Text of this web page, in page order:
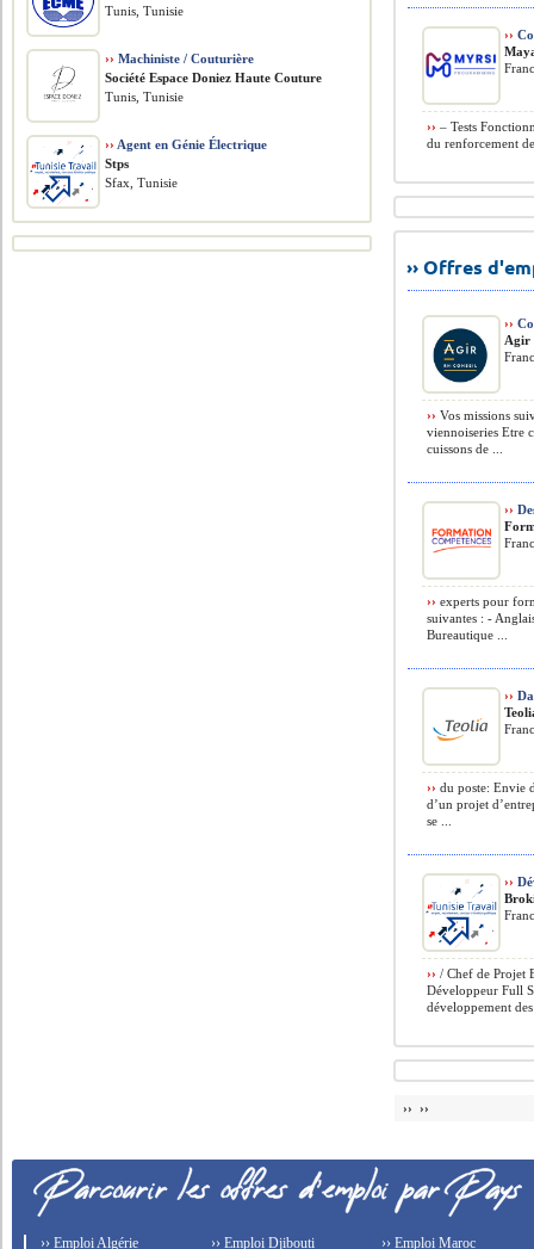
››
›› – Tests
du renforcement
›› Offres
››
Agir
›› Vos missions
viennoiseries Etre
cuissons de ...
››
›› experts pour
suivantes : -
Bureautique ...
››
›› du poste: Envie
d’un projet
se ...
››
›› / Chef de Projet
Développeur Full
développement
›› ››
Tunis, Tunisie
›› Machiniste / Couturière
Société Espace Doniez Haute Couture
Tunis, Tunisie
›› Agent en Génie Électrique
Stps
Sfax, Tunisie
›› Emploi Algérie ›› Emploi Djibouti ›› Emploi Maroc